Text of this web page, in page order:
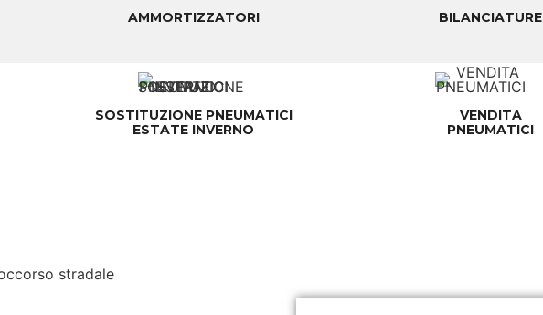
AMMORTIZZATORI BILANCIATURE
SOSTITUZIONE PNEUMATICI
ESTATE INVERNO
VENDITA
PNEUMATICI